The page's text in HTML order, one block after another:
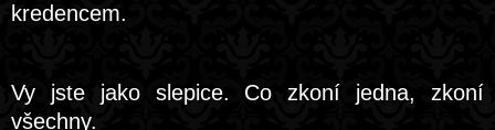
kredencem.
Vy jste jako slepice. Co zkoní jedna, zkoní
všechny.